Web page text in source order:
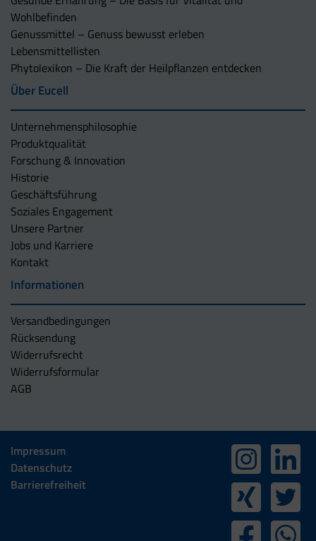
Wohlbefinden
Genussmittel – Genuss bewusst erleben
Lebensmittellisten
Phytolexikon – Die Kraft der Heilpflanzen entdecken
Über Eucell
Unternehmens­philosophie
Produktqualität
Forschung & Innovation
Historie
Geschäftsführung
Soziales Engagement
Unsere Partner
Jobs und Karriere
Kontakt
Informationen
Versandbedingungen
Rücksendung
Widerrufsrecht
Widerrufsformular
AGB
Impressum
Datenschutz
Barrierefreiheit